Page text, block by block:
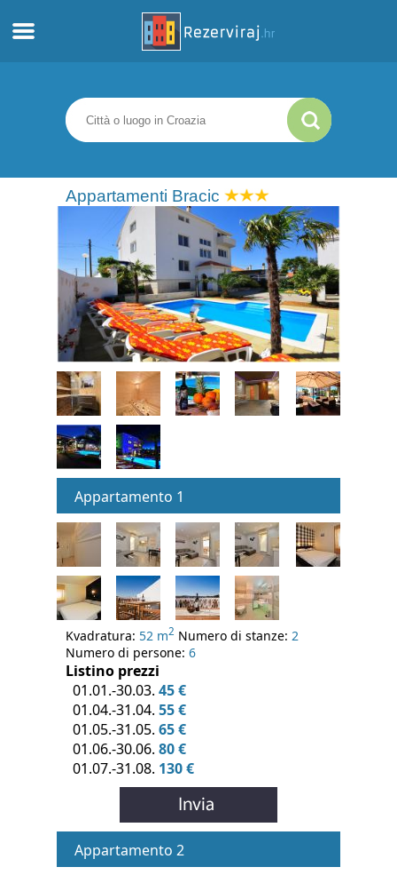
Appartamenti
Informazioni turistiche
webcams
Incontra Croazia
Appartamenti Bracic
Appartamento 1
Kvadratura: 52 m2 Numero di stanze: 2
Numero di persone: 6
Listino prezzi
01.01.-30.03. 45 €
01.04.-31.04. 55 €
01.05.-31.05. 65 €
01.06.-30.06. 80 €
01.07.-31.08. 130 €
Appartamento 2